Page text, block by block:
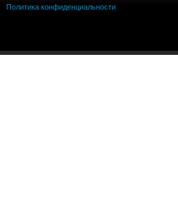
Политика конфиденциальности